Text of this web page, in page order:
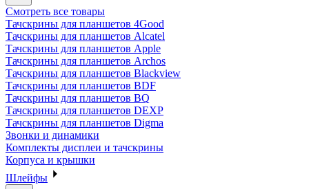
Смотреть все товары
Тачскрины для планшетов 4Good
Тачскрины для планшетов Alcatel
Тачскрины для планшетов Apple
Тачскрины для планшетов Archos
Тачскрины для планшетов Blackview
Тачскрины для планшетов BDF
Тачскрины для планшетов BQ
Тачскрины для планшетов DEXP
Тачскрины для планшетов Digma
Звонки и динамики
Комплекты дисплеи и тачскрины
Корпуса и крышки
Шлейфы